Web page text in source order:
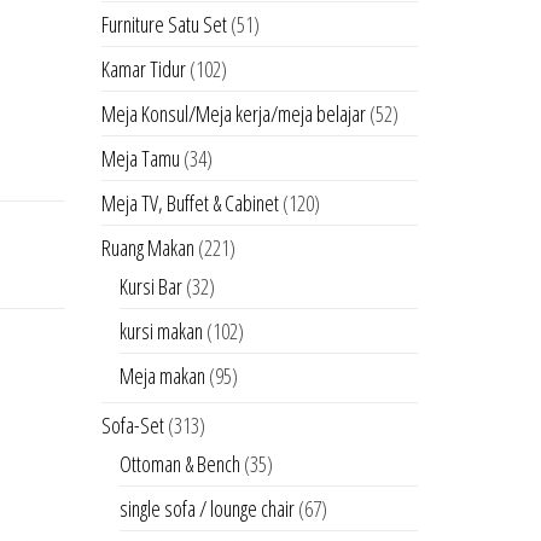
Furniture Satu Set(51)
Kamar Tidur(102)
Meja Konsul/Meja kerja/meja belajar(52)
Meja Tamu (34)
Meja TV, Buffet & Cabinet(120)
Ruang Makan (221)
Kursi Bar(32)
kursi makan (102)
Meja makan (95)
Sofa-Set(313)
Ottoman & Bench (35)
single sofa / lounge chair(67)